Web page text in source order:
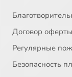
Договор оферты
Регулярные
Безопасность